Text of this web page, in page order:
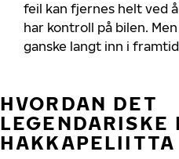
feil kan fjernes helt ved
har kontroll på bilen.
ganske langt inn i
HVORDAN DET
LEGENDARISKE